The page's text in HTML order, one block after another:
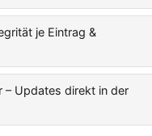
je Eintrag &
– Updates direkt in der